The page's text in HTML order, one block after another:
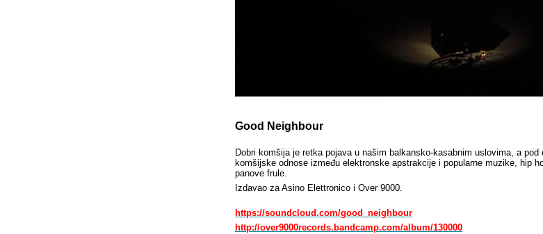
Good Neighbour
Dobri komšija je retka pojava u našim balkansko-kasabnim uslovima, a
komšijske odnose između elektronske apstrakcije i popularne muzike, hip
panove frule.
Izdavao za Asino Elettronico i Over 9000.
https://soundcloud.com/good_neighbour
http://over9000records.bandcamp.com/album/130000